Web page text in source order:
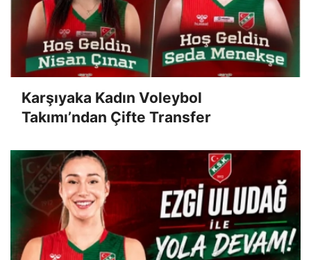
Karşıyaka Kadın Voleybol
Takımı’ndan Çifte Transfer